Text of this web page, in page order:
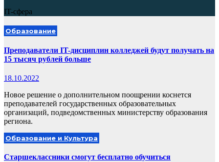
IT-сфера
Образование
Преподаватели IT-дисциплин колледжей будут получать на
15 тысяч рублей больше
18.10.2022
Новое решение о дополнительном поощрении коснется
преподавателей государственных образовательных
организаций, подведомственных министерству образования
региона.
Образование и Культура
Старшеклассники смогут бесплатно обучиться